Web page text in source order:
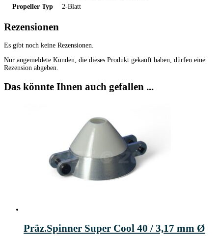
Propeller Typ
2-Blatt
Rezensionen
Es gibt noch keine Rezensionen.
Nur angemeldete Kunden, die dieses Produkt gekauft haben, dürfen eine
Rezension abgeben.
Das könnte Ihnen auch gefallen ...
Präz.Spinner Super Cool 40 / 3,17 mm Ø